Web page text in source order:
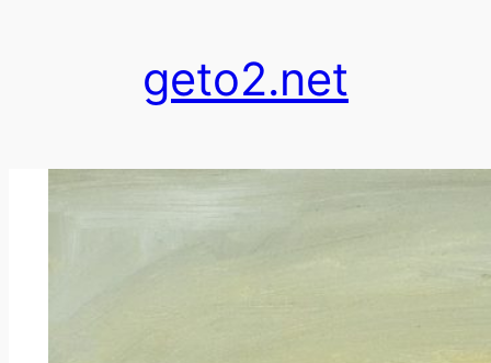
geto2.net